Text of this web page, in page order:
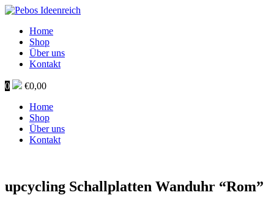
Home
Shop
Über uns
Kontakt
0 €0,00
Home
Shop
Über uns
Kontakt
upcycling Schallplatten Wanduhr “Rom”